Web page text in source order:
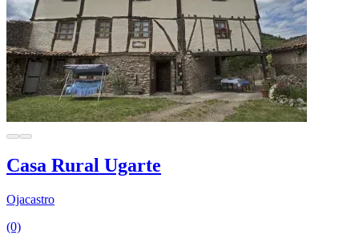
Casa Rural Ugarte
Ojacastro
(0)